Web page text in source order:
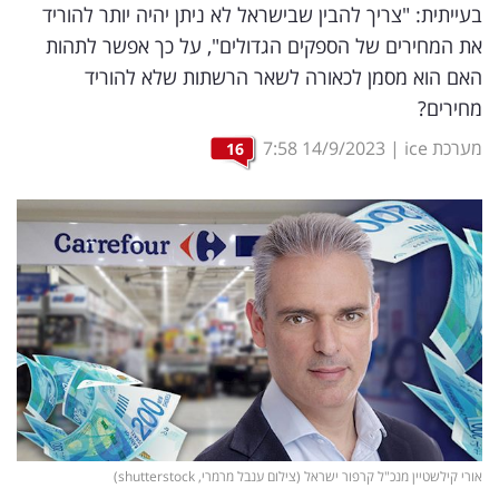
שיווק
ופרסום
משפט
ומחקרים
דעות
רכילות
עסקית
קריפטו
ויראלי
בעייתית: "צריך להבין שבישראל לא ניתן יהיה יותר להוריד
את המחירים של הספקים הגדולים", על כך אפשר לתהות
האם הוא מסמן לכאורה לשאר הרשתות שלא להוריד
מחירים?
מערכת ice |
14/9/2023
7:58
16
אורי קילשטיין מנכ"ל קרפור ישראל (צילום ענבל מרמרי, shutterstock)